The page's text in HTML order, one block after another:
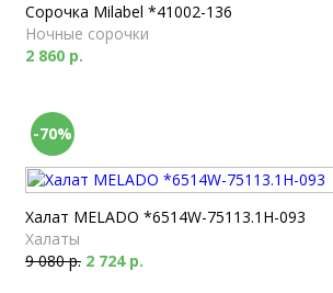
Сорочка Milabel *41002-136
Ночные сорочки
2 860 р.
-70%
Халат MELADO *6514W-75113.1H-093
Халаты
9 080 р. 2 724 р.